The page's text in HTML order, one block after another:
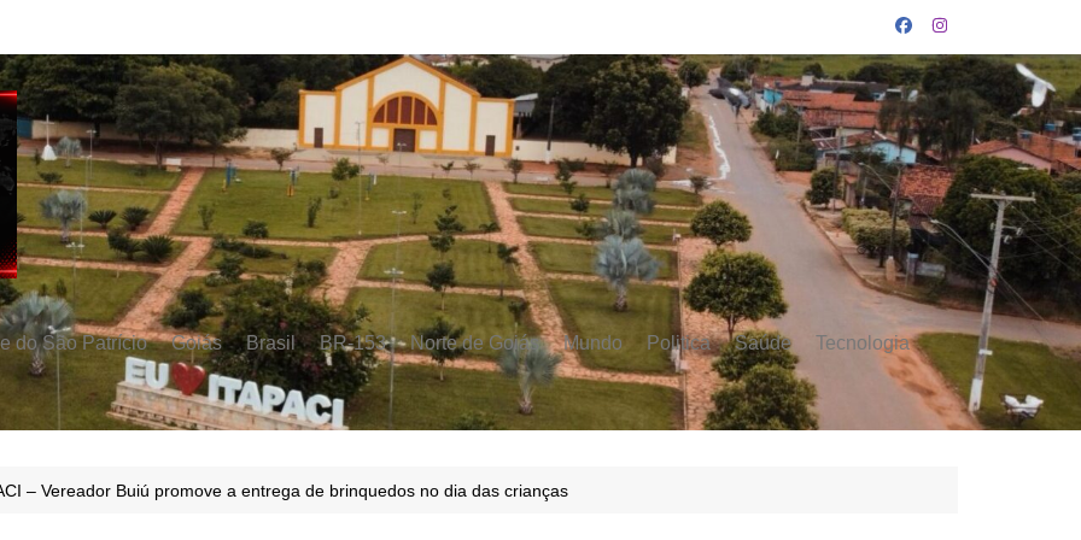
do São Patrício Goiás Brasil BR-153 Norte de Goiás Mundo Politica Saúde Tecnologia
– Vereador Buiú promove a entrega de brinquedos no dia das crianças